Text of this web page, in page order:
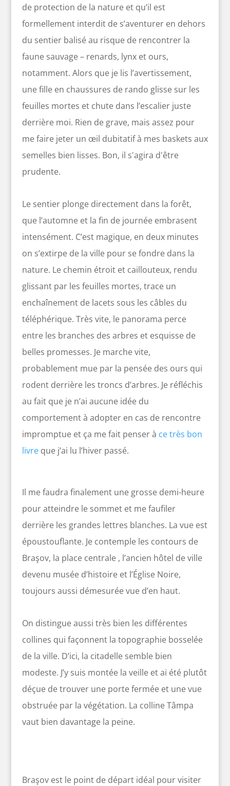
de protection de la nature et qu’il est
formellement interdit de s’aventurer en dehors
du sentier balisé au risque de rencontrer la
faune sauvage – renards, lynx et ours,
notamment. Alors que je lis l’avertissement,
une fille en chaussures de rando glisse sur les
feuilles mortes et chute dans l’escalier juste
derrière moi. Rien de grave, mais assez pour
me faire jeter un œil dubitatif à mes baskets aux
semelles bien lisses. Bon, il s'agira d'être
prudente.
Le sentier plonge directement dans la forêt,
que l’automne et la fin de journée embrasent
intensément. C’est magique, en deux minutes
on s’extirpe de la ville pour se fondre dans la
nature. Le chemin étroit et caillouteux, rendu
glissant par les feuilles mortes, trace un
enchaînement de lacets sous les câbles du
téléphérique. Très vite, le panorama perce
entre les branches des arbres et esquisse de
belles promesses. Je marche vite,
probablement mue par la pensée des ours qui
rodent derrière les troncs d’arbres. Je réfléchis
au fait que je n’ai aucune idée du
comportement à adopter en cas de rencontre
impromptue et ça me fait penser à ce très bon
livreque j’ai lu l’hiver passé.
Il me faudra finalement une grosse demi-heure
pour atteindre le sommet et me faufiler
derrière les grandes lettres blanches. La vue est
époustouflante. Je contemple les contours de
Braşov, la place centrale , l’ancien hôtel de ville
devenu musée d’histoire et l’Église Noire,
toujours aussi démesurée vue d’en haut.
On distingue aussi très bien les différentes
collines qui façonnent la topographie bosselée
de la ville. D’ici, la citadelle semble bien
modeste. J’y suis montée la veille et ai été plutôt
déçue de trouver une porte fermée et une vue
obstruée par la végétation. La colline Tâmpa
vaut bien davantage la peine.
Braşov est le point de départ idéal pour visiter